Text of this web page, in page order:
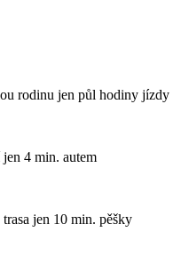
rodinu jen půl hodiny jízdy
4 min. autem
jen 10 min. pěšky